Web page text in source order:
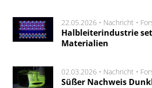
22.05.2026 • Nachricht •
Halbleiterindustrie
Materialien
02.03.2026 • Nachricht •
Süßer Nachweis